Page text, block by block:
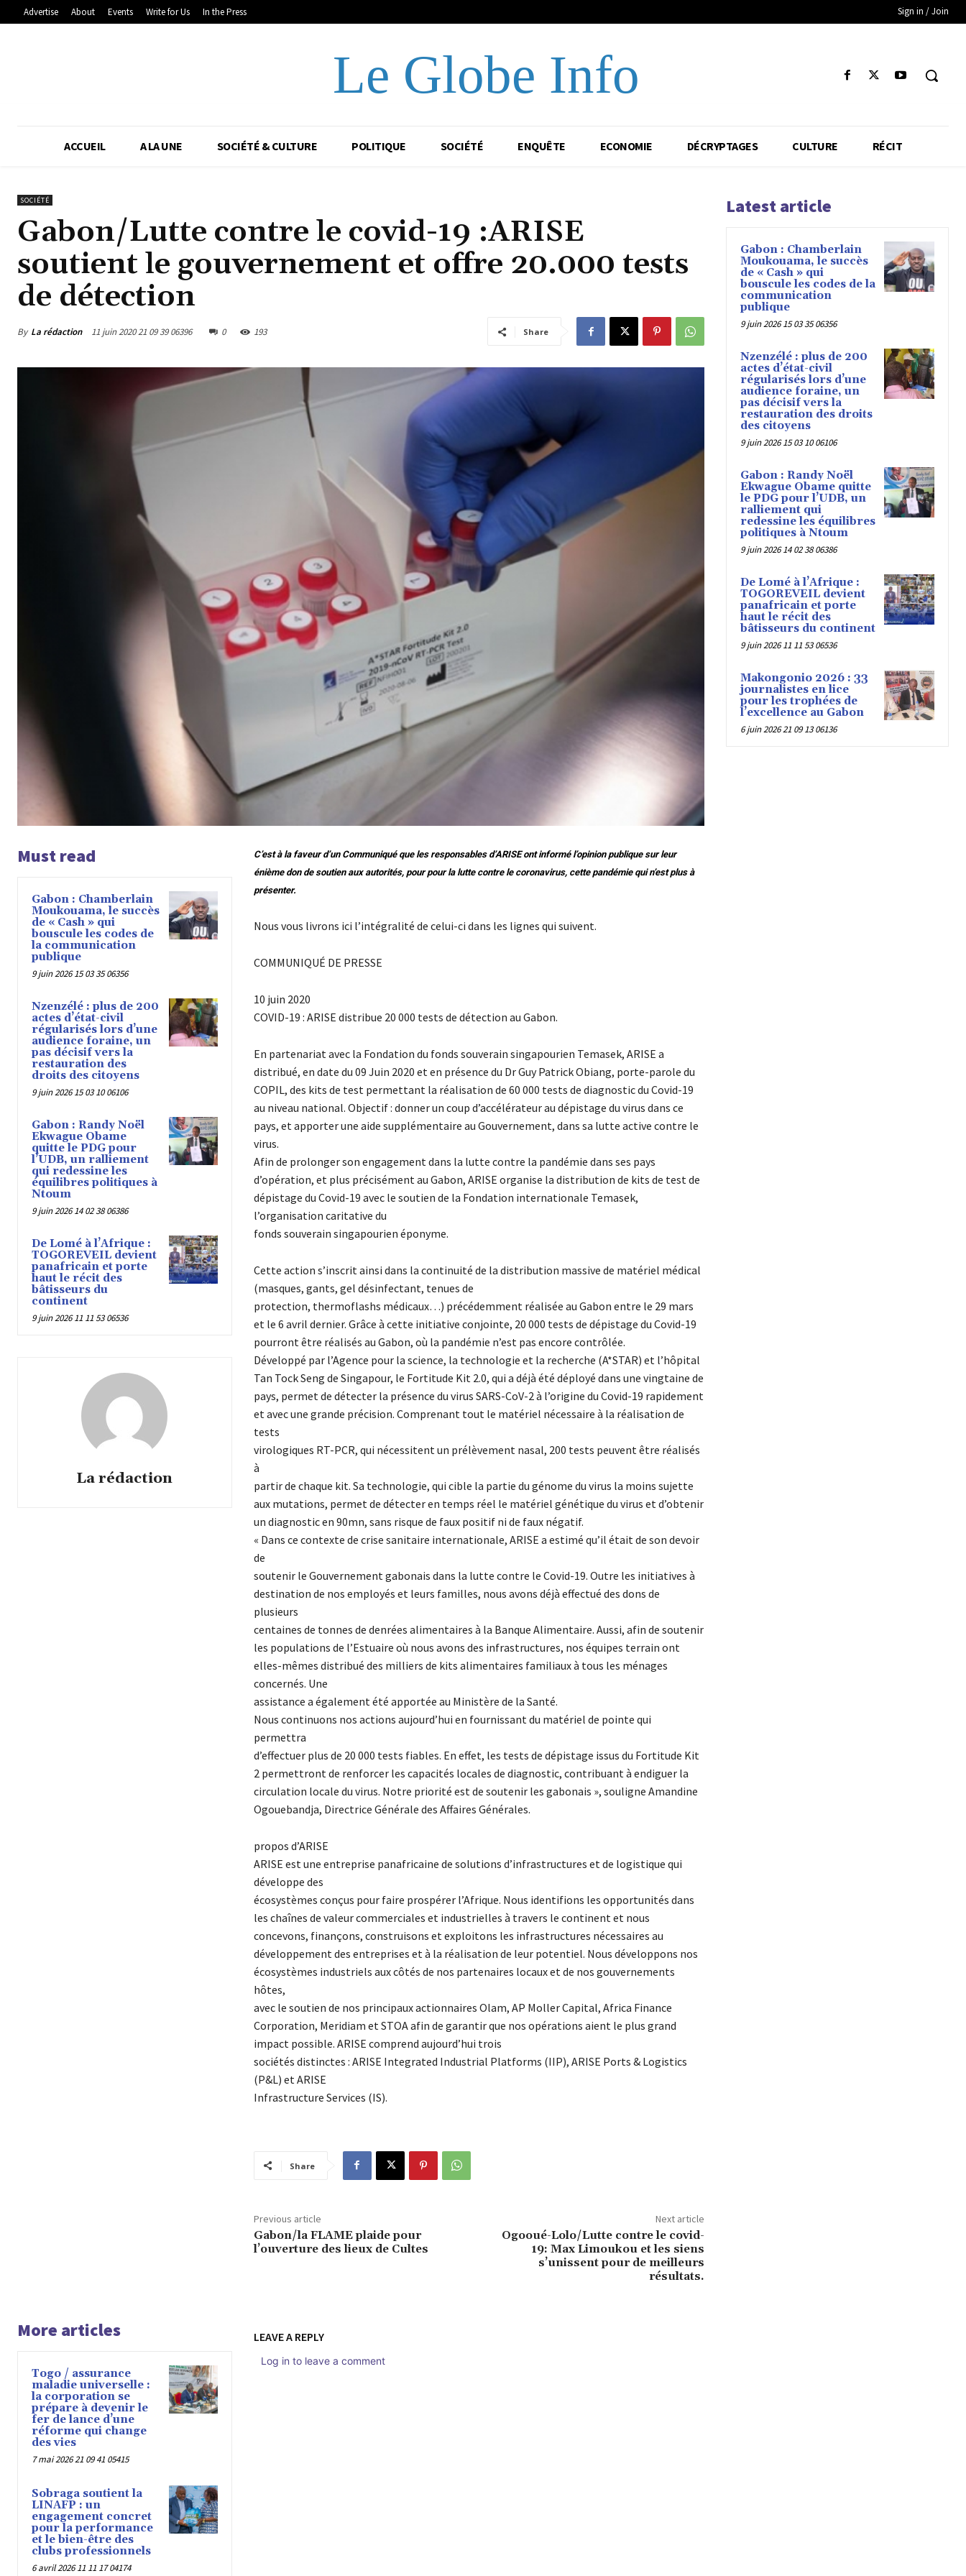
Advertise About Events Write for Us In the Press Sign in / Join
Le Globe Info
ACCUEIL A LA UNE SOCIÉTÉ & CULTURE POLITIQUE SOCIÉTÉ ENQUÊTE ECONOMIE DÉCRYPTAGES CULTURE RÉCIT
SOCIÉTÉ
Gabon/Lutte contre le covid-19 :ARISE
soutient le gouvernement et offre 20.000 tests
de détection
By La rédaction 11 juin 2020 21 09 39 06396 0 193 Share
Must read
Gabon : Chamberlain
Moukouama, le succès
de « Cash » qui
bouscule les codes de
la communication
publique
9 juin 2026 15 03 35 06356
Nzenzélé : plus de 200
actes d’état-civil
régularisés lors d’une
audience foraine, un
pas décisif vers la
restauration des
droits des citoyens
9 juin 2026 15 03 10 06106
Gabon : Randy Noël
Ekwague Obame
quitte le PDG pour
l’UDB, un ralliement
qui redessine les
équilibres politiques à
Ntoum
9 juin 2026 14 02 38 06386
De Lomé à l’Afrique :
TOGOREVEIL devient
panafricain et porte
haut le récit des
bâtisseurs du
continent
9 juin 2026 11 11 53 06536
La rédaction
C’est à la faveur d’un Communiqué que les responsables d’ARISE ont informé l’opinion publique sur leur
énième don de soutien aux autorités, pour pour la lutte contre le coronavirus, cette pandémie qui n’est plus à
présenter.
Nous vous livrons ici l’intégralité de celui-ci dans les lignes qui suivent.
COMMUNIQUÉ DE PRESSE
10 juin 2020
COVID-19 : ARISE distribue 20 000 tests de détection au Gabon.
En partenariat avec la Fondation du fonds souverain singapourien Temasek, ARISE a
distribué, en date du 09 Juin 2020 et en présence du Dr Guy Patrick Obiang, porte-parole du
COPIL, des kits de test permettant la réalisation de 60 000 tests de diagnostic du Covid-19
au niveau national. Objectif : donner un coup d’accélérateur au dépistage du virus dans ce
pays, et apporter une aide supplémentaire au Gouvernement, dans sa lutte active contre le
virus.
Afin de prolonger son engagement dans la lutte contre la pandémie dans ses pays
d’opération, et plus précisément au Gabon, ARISE organise la distribution de kits de test de
dépistage du Covid-19 avec le soutien de la Fondation internationale Temasek,
l’organisation caritative du
fonds souverain singapourien éponyme.
Cette action s’inscrit ainsi dans la continuité de la distribution massive de matériel médical
(masques, gants, gel désinfectant, tenues de
protection, thermoflashs médicaux…) précédemment réalisée au Gabon entre le 29 mars
et le 6 avril dernier. Grâce à cette initiative conjointe, 20 000 tests de dépistage du Covid-19
pourront être réalisés au Gabon, où la pandémie n’est pas encore contrôlée.
Développé par l’Agence pour la science, la technologie et la recherche (A*STAR) et l’hôpital
Tan Tock Seng de Singapour, le Fortitude Kit 2.0, qui a déjà été déployé dans une vingtaine de
pays, permet de détecter la présence du virus SARS-CoV-2 à l’origine du Covid-19 rapidement
et avec une grande précision. Comprenant tout le matériel nécessaire à la réalisation de
tests
virologiques RT-PCR, qui nécessitent un prélèvement nasal, 200 tests peuvent être réalisés
à
partir de chaque kit. Sa technologie, qui cible la partie du génome du virus la moins sujette
aux mutations, permet de détecter en temps réel le matériel génétique du virus et d’obtenir
un diagnostic en 90mn, sans risque de faux positif ni de faux négatif.
« Dans ce contexte de crise sanitaire internationale, ARISE a estimé qu’il était de son devoir
de
soutenir le Gouvernement gabonais dans la lutte contre le Covid-19. Outre les initiatives à
destination de nos employés et leurs familles, nous avons déjà effectué des dons de
plusieurs
centaines de tonnes de denrées alimentaires à la Banque Alimentaire. Aussi, afin de soutenir
les populations de l’Estuaire où nous avons des infrastructures, nos équipes terrain ont
elles-mêmes distribué des milliers de kits alimentaires familiaux à tous les ménages
concernés. Une
assistance a également été apportée au Ministère de la Santé.
Nous continuons nos actions aujourd’hui en fournissant du matériel de pointe qui
permettra
d’effectuer plus de 20 000 tests fiables. En effet, les tests de dépistage issus du Fortitude Kit
2 permettront de renforcer les capacités locales de diagnostic, contribuant à endiguer la
circulation locale du virus. Notre priorité est de soutenir les gabonais », souligne Amandine
Ogouebandja, Directrice Générale des Affaires Générales.
propos d’ARISE
ARISE est une entreprise panafricaine de solutions d’infrastructures et de logistique qui
développe des
écosystèmes conçus pour faire prospérer l’Afrique. Nous identifions les opportunités dans
les chaînes de valeur commerciales et industrielles à travers le continent et nous
concevons, finançons, construisons et exploitons les infrastructures nécessaires au
développement des entreprises et à la réalisation de leur potentiel. Nous développons nos
écosystèmes industriels aux côtés de nos partenaires locaux et de nos gouvernements
hôtes,
avec le soutien de nos principaux actionnaires Olam, AP Moller Capital, Africa Finance
Corporation, Meridiam et STOA afin de garantir que nos opérations aient le plus grand
impact possible. ARISE comprend aujourd’hui trois
sociétés distinctes : ARISE Integrated Industrial Platforms (IIP), ARISE Ports & Logistics
(P&L) et ARISE
Infrastructure Services (IS).
Share
Previous article
Gabon/la FLAME plaide pour
l’ouverture des lieux de Cultes
Next article
Ogooué-Lolo/Lutte contre le covid-
19: Max Limoukou et les siens
s’unissent pour de meilleurs
résultats.
More articles
Togo / assurance
maladie universelle :
la corporation se
prépare à devenir le
fer de lance d’une
réforme qui change
des vies
7 mai 2026 21 09 41 05415
Sobraga soutient la
LINAFP : un
engagement concret
pour la performance
et le bien-être des
clubs professionnels
6 avril 2026 11 11 17 04174
LEAVE A REPLY
Log in to leave a comment
Latest article
Gabon : Chamberlain
Moukouama, le succès
de « Cash » qui
bouscule les codes de la
communication
publique
9 juin 2026 15 03 35 06356
Nzenzélé : plus de 200
actes d’état-civil
régularisés lors d’une
audience foraine, un
pas décisif vers la
restauration des droits
des citoyens
9 juin 2026 15 03 10 06106
Gabon : Randy Noël
Ekwague Obame quitte
le PDG pour l’UDB, un
ralliement qui
redessine les équilibres
politiques à Ntoum
9 juin 2026 14 02 38 06386
De Lomé à l’Afrique :
TOGOREVEIL devient
panafricain et porte
haut le récit des
bâtisseurs du continent
9 juin 2026 11 11 53 06536
Makongonio 2026 : 33
journalistes en lice
pour les trophées de
l’excellence au Gabon
6 juin 2026 21 09 13 06136